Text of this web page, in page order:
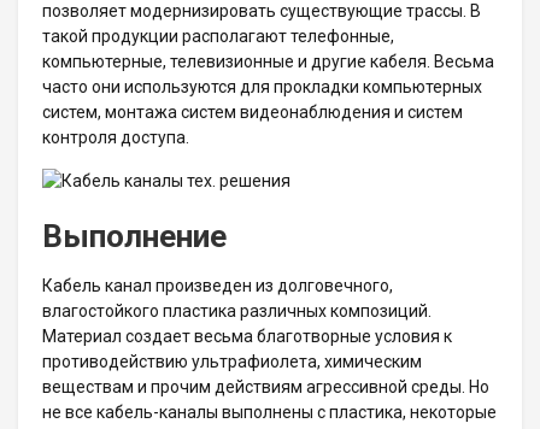
позволяет модернизировать существующие трассы. В
такой продукции располагают телефонные,
компьютерные, телевизионные и другие кабеля. Весьма
часто они используются для прокладки компьютерных
систем, монтажа систем видеонаблюдения и систем
контроля доступа.
Выполнение
Кабель канал произведен из долговечного,
влагостойкого пластика различных композиций.
Материал создает весьма благотворные условия к
противодействию ультрафиолета, химическим
веществам и прочим действиям агрессивной среды. Но
не все кабель-каналы выполнены с пластика, некоторые